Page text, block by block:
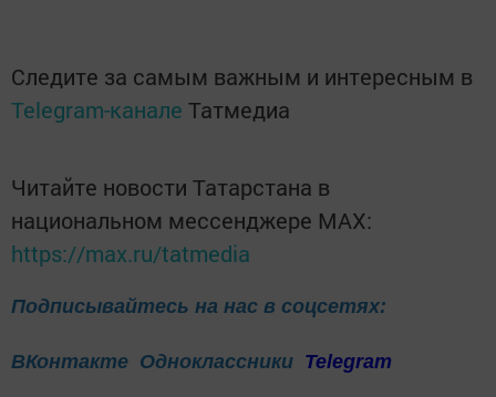
Следите за самым важным и интересным в
Telegram-канале Татмедиа
Читайте новости Татарстана в
национальном мессенджере MАХ:
https://max.ru/tatmedia
Подписывайтесь на нас в соцсетях:
ВКонтакте Одноклассники Telegram